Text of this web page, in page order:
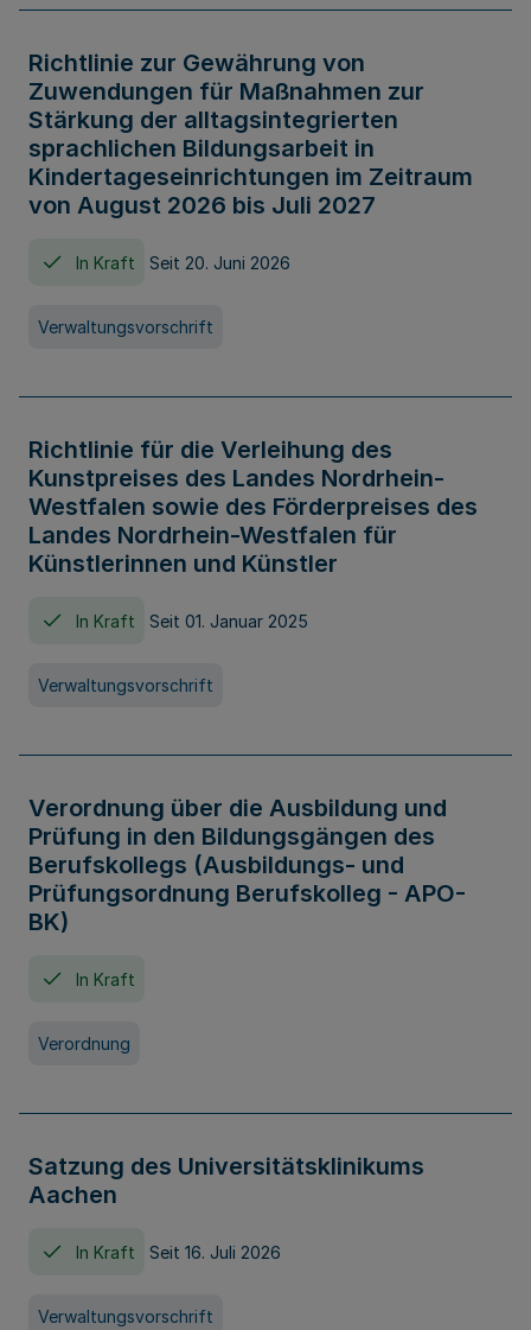
Richtlinie zur Gewährung von
Zuwendungen für Maßnahmen zur
Stärkung der alltagsintegrierten
sprachlichen Bildungsarbeit in
Kindertageseinrichtungen im Zeitraum
von August 2026 bis Juli 2027
In Kraft Seit 20. Juni 2026
Verwaltungsvorschrift
Richtlinie für die Verleihung des
Kunstpreises des Landes Nordrhein-
Westfalen sowie des Förderpreises des
Landes Nordrhein-Westfalen für
Künstlerinnen und Künstler
In Kraft Seit 01. Januar 2025
Verwaltungsvorschrift
Verordnung über die Ausbildung und
Prüfung in den Bildungsgängen des
Berufskollegs (Ausbildungs- und
Prüfungsordnung Berufskolleg - APO-
BK)
In Kraft
Verordnung
Satzung des Universitätsklinikums
Aachen
In Kraft Seit 16. Juli 2026
Verwaltungsvorschrift